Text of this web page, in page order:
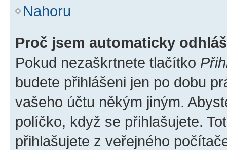
Nahoru
Proč jsem automaticky
Pokud nezaškrtnete tlačítko
budete přihlášeni jen po dobu
vašeho účtu někým jiným.
políčko, když se přihlašujete.
přihlašujete z veřejného